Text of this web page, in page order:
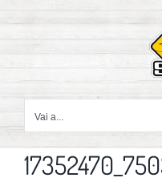
contenuto
Vai a...